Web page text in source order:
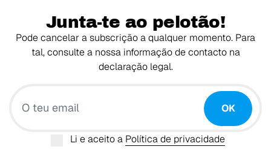
Junta-te ao pelotão!
Pode cancelar a subscrição a qualquer momento. Para
tal, consulte a nossa informação de contacto na
declaração legal.
OK
Li e aceito a Política de privacidade